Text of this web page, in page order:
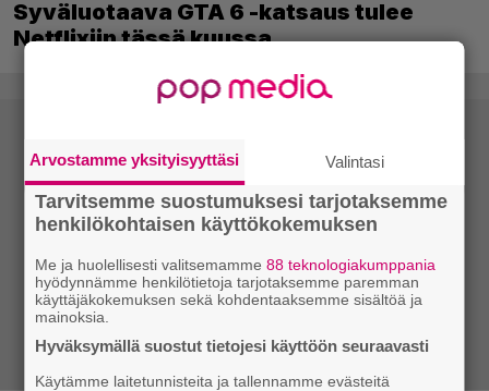
Syväluotaava GTA 6 -katsaus tulee
Netflixiin tässä kuussa
Arvostamme yksityisyyttäsi Valintasi
Tarvitsemme suostumuksesi tarjotaksemme
henkilökohtaisen käyttökokemuksen
Me ja huolellisesti valitsemamme88 teknologiakumppania
hyödynnämme henkilötietoja tarjotaksemme paremman
käyttäjäkokemuksen sekä kohdentaaksemme sisältöä ja
mainoksia.
Hyväksymällä suostut tietojesi käyttöön seuraavasti
Käytämme laitetunnisteita ja tallennamme evästeitä